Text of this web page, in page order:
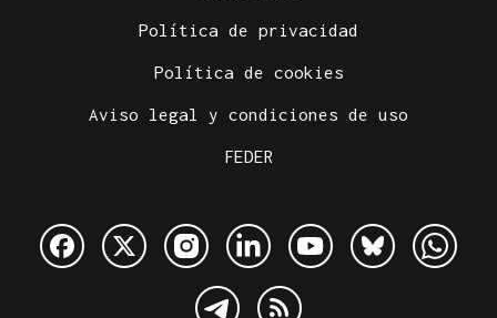
Política de privacidad
Política de cookies
Aviso legal y condiciones de uso
FEDER